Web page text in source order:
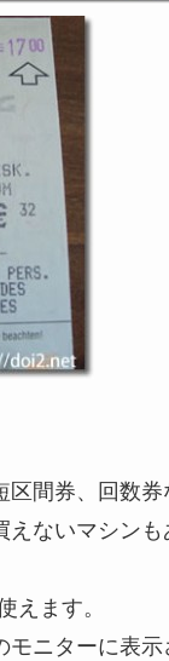
区間券、回数券
ないマシンも
えます。
ニターに表示